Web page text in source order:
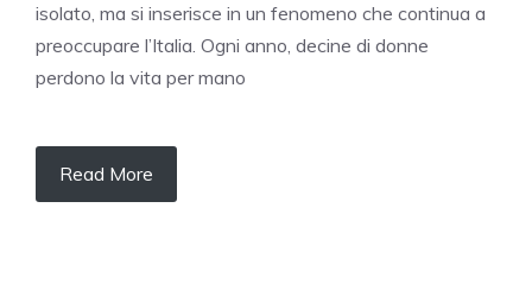
isolato, ma si inserisce in un fenomeno che continua a
preoccupare l’Italia. Ogni anno, decine di donne
perdono la vita per mano
Read More